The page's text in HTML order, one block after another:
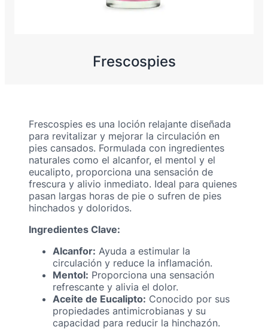
Frescospies
Frescospies es una loción relajante diseñada
para revitalizar y mejorar la circulación en
pies cansados. Formulada con ingredientes
naturales como el alcanfor, el mentol y el
eucalipto, proporciona una sensación de
frescura y alivio inmediato. Ideal para quienes
pasan largas horas de pie o sufren de pies
hinchados y doloridos.
Ingredientes Clave:
Alcanfor: Ayuda a estimular la
circulación y reduce la inflamación.
Mentol: Proporciona una sensación
refrescante y alivia el dolor.
Aceite de Eucalipto: Conocido por sus
propiedades antimicrobianas y su
capacidad para reducir la hinchazón.